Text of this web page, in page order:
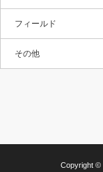
フィールド
その他
Copyright ©